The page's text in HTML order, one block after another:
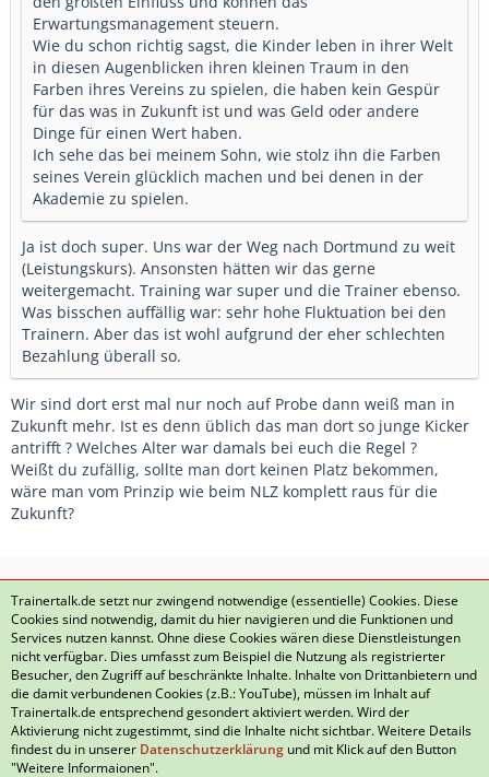
Erwartungsmanagement steuern.
Wie du schon richtig sagst, die Kinder leben in ihrer Welt
in diesen Augenblicken ihren kleinen Traum in den
Farben ihres Vereins zu spielen, die haben kein Gespür
für das was in Zukunft ist und was Geld oder andere
Dinge für einen Wert haben.
Ich sehe das bei meinem Sohn, wie stolz ihn die Farben
seines Verein glücklich machen und bei denen in der
Akademie zu spielen.
Ja ist doch super. Uns war der Weg nach Dortmund zu weit
(Leistungskurs). Ansonsten hätten wir das gerne
weitergemacht. Training war super und die Trainer ebenso.
Was bisschen auffällig war: sehr hohe Fluktuation bei den
Trainern. Aber das ist wohl aufgrund der eher schlechten
Bezahlung überall so.
Wir sind dort erst mal nur noch auf Probe dann weiß man in
Zukunft mehr. Ist es denn üblich das man dort so junge Kicker
antrifft ? Welches Alter war damals bei euch die Regel ?
Weißt du zufällig, sollte man dort keinen Platz bekommen,
wäre man vom Prinzip wie beim NLZ komplett raus für die
Zukunft?
1
Datenschutzerklärung Kontakt Impressum
Nutzungsbedingungen Häufig gestellte Fragen
Trainertalk.de setzt nur zwingend notwendige (essentielle) Cookies. Diese
Cookies sind notwendig, damit du hier navigieren und die Funktionen und
Services nutzen kannst. Ohne diese Cookies wären diese Dienstleistungen
nicht verfügbar. Dies umfasst zum Beispiel die Nutzung als registrierter
Besucher, den Zugriff auf beschränkte Inhalte. Inhalte von Drittanbietern und
die damit verbundenen Cookies (z.B.: YouTube), müssen im Inhalt auf
Trainertalk.de entsprechend gesondert aktiviert werden. Wird der
Aktivierung nicht zugestimmt, sind die Inhalte nicht sichtbar. Weitere Details
findest du in unserer Datenschutzerklärung und mit Klick auf den Button
"Weitere Informaionen".